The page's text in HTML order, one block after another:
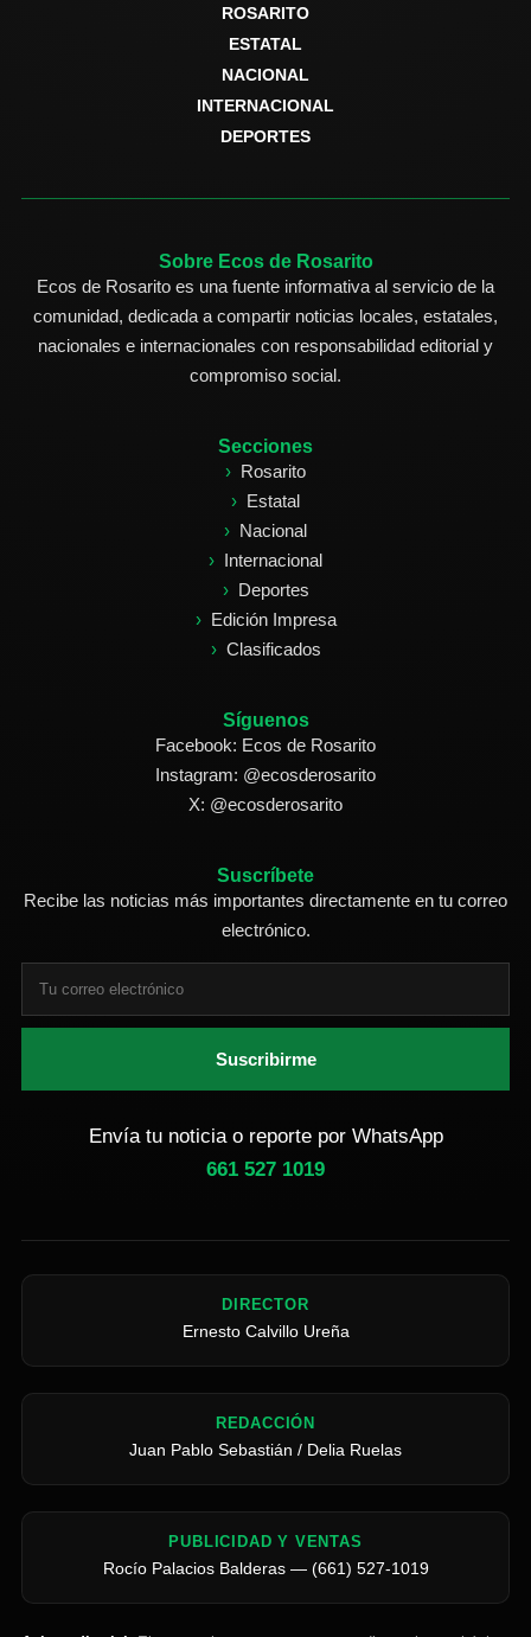
ROSARITO
ESTATAL
NACIONAL
INTERNACIONAL
DEPORTES
Sobre Ecos de Rosarito
Ecos de Rosarito es una fuente informativa al servicio de la
comunidad, dedicada a compartir noticias locales, estatales,
nacionales e internacionales con responsabilidad editorial y
compromiso social.
Secciones
Rosarito
Estatal
Nacional
Internacional
Deportes
Edición Impresa
Clasificados
Síguenos
Facebook: Ecos de Rosarito
Instagram: @ecosderosarito
X: @ecosderosarito
Suscríbete
Recibe las noticias más importantes directamente en tu correo
electrónico.
Suscribirme
Envía tu noticia o reporte por WhatsApp
661 527 1019
DIRECTOR
Ernesto Calvillo Ureña
REDACCIÓN
Juan Pablo Sebastián / Delia Ruelas
PUBLICIDAD Y VENTAS
Rocío Palacios Balderas — (661) 527-1019